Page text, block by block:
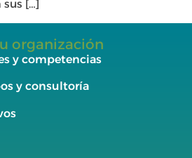
sus […]
organización
y competencias
y consultoría